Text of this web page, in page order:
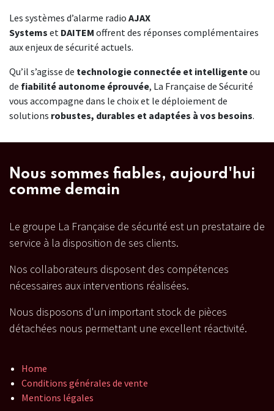
Les systèmes d’alarme radio AJAX
Systems et DAITEM offrent des réponses complémentaires
aux enjeux de sécurité actuels.
Qu’il s’agisse de technologie connectée et intelligenteou
de fiabilité autonome éprouvée, La Française de Sécurité
vous accompagne dans le choix et le déploiement de
solutions robustes, durables et adaptées à vos besoins.
Nous sommes fiables, aujourd'hui
comme demain
Le groupe La Française de sécurité est un prestataire de
service à la disposition de ses clients.
Nos collaborateurs disposent des compétences
nécessaires aux interventions réalisées.
Nous disposons d'un important stock de pièces
détachées nous permettant une excellent réactivité.
Home
Conditions générales de vente
Mentions légales